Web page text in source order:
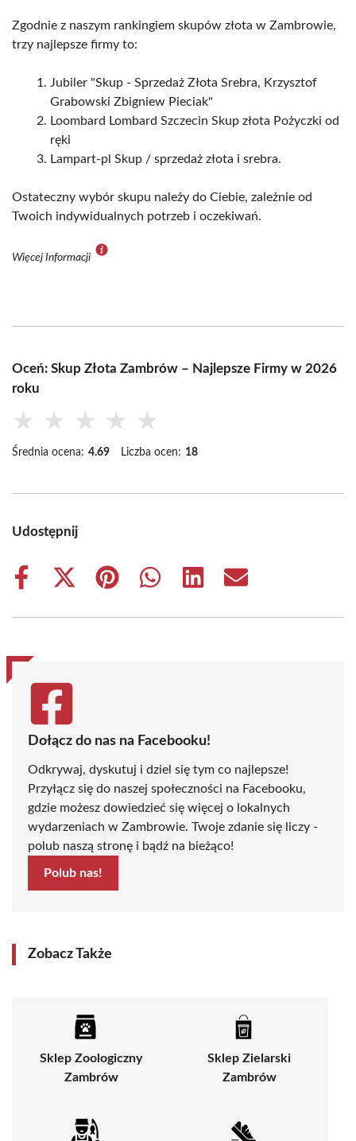
Zgodnie z naszym rankingiem skupów złota w Zambrowie,
trzy najlepsze firmy to:
Jubiler "Skup - Sprzedaż Złota Srebra, Krzysztof
Grabowski Zbigniew Pieciak"
Loombard Lombard Szczecin Skup złota Pożyczki od
ręki
Lampart-pl Skup / sprzedaż złota i srebra.
Ostateczny wybór skupu należy do Ciebie, zależnie od
Twoich indywidualnych potrzeb i oczekiwań.
Więcej Informacji
Oceń: Skup Złota Zambrów – Najlepsze Firmy w 2026
roku
★ ★ ★ ★ ★
Średnia ocena: 4.69 Liczba ocen: 18
Udostępnij
Share
Share
(Twitter)
Share
Share
Share
Share
Dołącz do nas na Facebooku!
Odkrywaj, dyskutuj i dziel się tym co najlepsze!
Przyłącz się do naszej społeczności na Facebooku,
gdzie możesz dowiedzieć się więcej o lokalnych
wydarzeniach w Zambrowie. Twoje zdanie się liczy -
polub naszą stronę i bądź na bieżąco!
Polub nas!
Zobacz Także
Sklep Zoologiczny
Zambrów
Sklep Zielarski
Zambrów